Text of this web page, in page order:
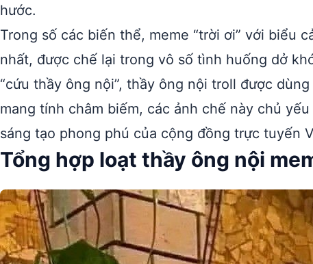
hước.
Trong số các biến thể, meme “trời ơi” với biểu
nhất, được chế lại trong vô số tình huống dở
“cứu thầy ông nội”, thầy ông nội troll được
mang tính châm biếm, các ảnh chế này chủ
sáng tạo phong phú của cộng đồng trực tuyến
Tổng hợp loạt thầy ông nội